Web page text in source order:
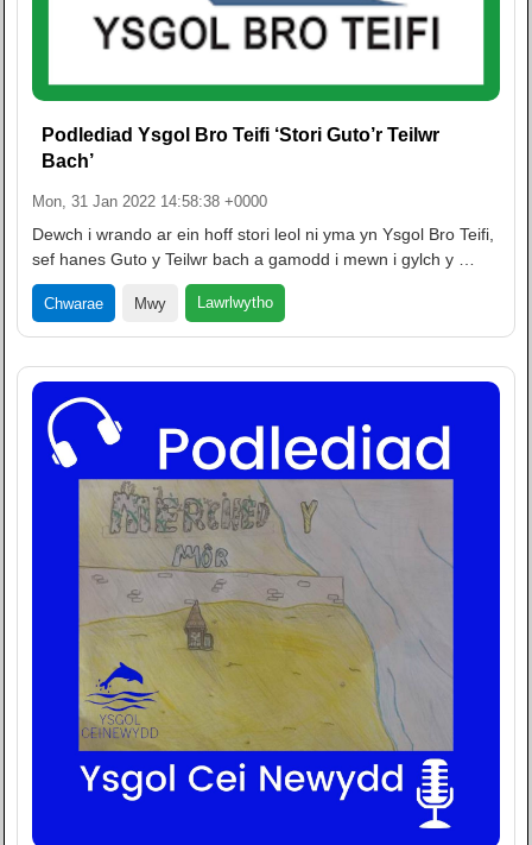
Podlediad Ysgol Bro Teifi ‘Stori Guto’r Teilwr
Bach’
Mon, 31 Jan 2022 14:58:38 +0000
Dewch i wrando ar ein hoff stori leol ni yma yn Ysgol Bro Teifi,
sef hanes Guto y Teilwr bach a gamodd i mewn i gylch y …
Chwarae Mwy Lawrlwytho